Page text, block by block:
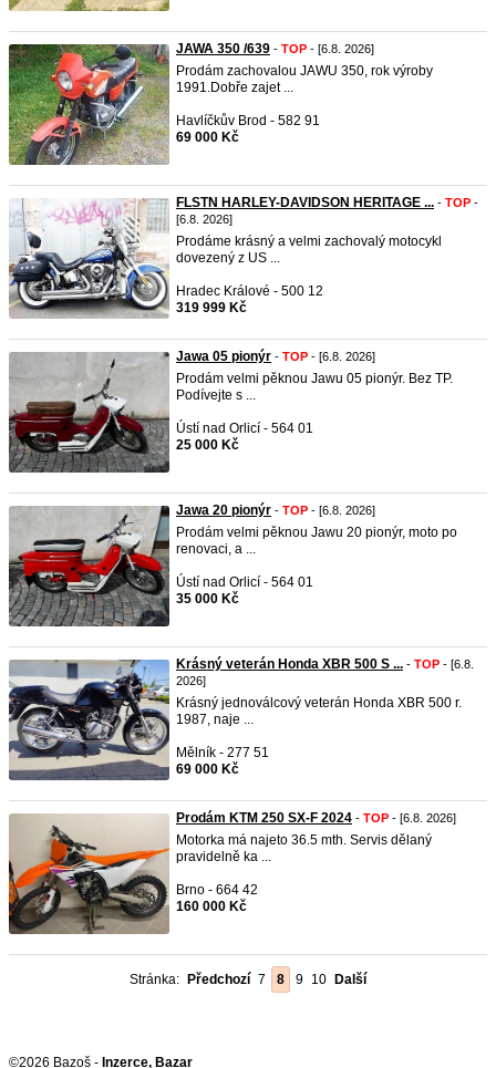
JAWA 350 /639 - TOP - [6.8. 2026]
Prodám zachovalou JAWU 350, rok výroby
1991.Dobře zajet ...
Havlíčkův Brod - 582 91
69 000 Kč
FLSTN HARLEY-DAVIDSON HERITAGE ... - TOP -
[6.8. 2026]
Prodáme krásný a velmi zachovalý motocykl
dovezený z US ...
Hradec Králové - 500 12
319 999 Kč
Jawa 05 pionýr - TOP - [6.8. 2026]
Prodám velmi pěknou Jawu 05 pionýr. Bez TP.
Podívejte s ...
Ústí nad Orlicí - 564 01
25 000 Kč
Jawa 20 pionýr - TOP - [6.8. 2026]
Prodám velmi pěknou Jawu 20 pionýr, moto po
renovaci, a ...
Ústí nad Orlicí - 564 01
35 000 Kč
Krásný veterán Honda XBR 500 S ... - TOP - [6.8.
2026]
Krásný jednoválcový veterán Honda XBR 500 r.
1987, naje ...
Mělník - 277 51
69 000 Kč
Prodám KTM 250 SX-F 2024 - TOP - [6.8. 2026]
Motorka má najeto 36.5 mth. Servis dělaný
pravidelně ka ...
Brno - 664 42
160 000 Kč
Stránka: Předchozí 7 8 9 10 Další
©2026 Bazoš - Inzerce, Bazar